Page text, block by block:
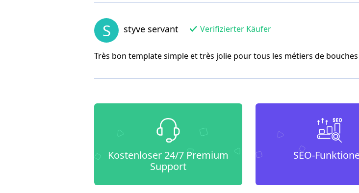
S styve servant Verifizierter Käufer
Très bon template simple et très jolie pour tous les métiers de
Kostenloser 24/7 Premium
Support
SEO-